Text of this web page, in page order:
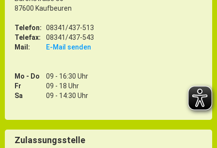
87600 Kaufbeuren
Telefon:
08341/437-513
Telefax:
08341/437-543
Mail:
E-Mail senden
Mo - Do
09 - 16:30 Uhr
Fr
09 - 18 Uhr
Sa
09 - 14:30 Uhr
Zulassungsstelle